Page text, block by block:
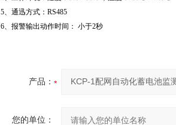
5、通迅方式：RS485
6、报警输出动作时间： 小于2秒
产品：
您的单位：